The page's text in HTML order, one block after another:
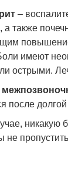
–
а также
имеют
острыми.
после
никакую
не